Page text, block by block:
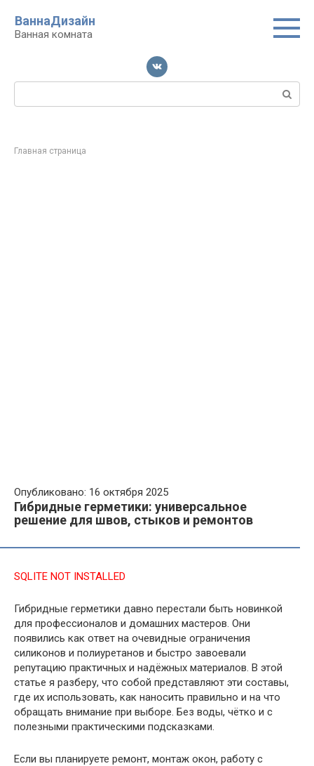
контенту
ВаннаДизайн
Ванная комната
Поиск:
Главная страница
Опубликовано: 16 октября 2025
Гибридные герметики: универсальное
решение для швов, стыков и ремонтов
SQLITE NOT INSTALLED
Гибридные герметики давно перестали быть новинкой
для профессионалов и домашних мастеров. Они
появились как ответ на очевидные ограничения
силиконов и полиуретанов и быстро завоевали
репутацию практичных и надёжных материалов. В этой
статье я разберу, что собой представляют эти составы,
где их использовать, как наносить правильно и на что
обращать внимание при выборе. Без воды, чётко и с
полезными практическими подсказками.
Если вы планируете ремонт, монтаж окон, работу с